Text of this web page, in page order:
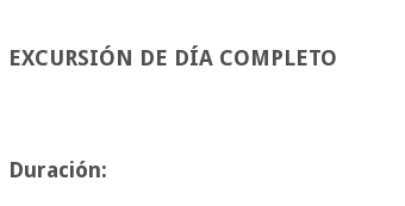
EXCURSIÓN DE DÍA COMPLETO
Duración: